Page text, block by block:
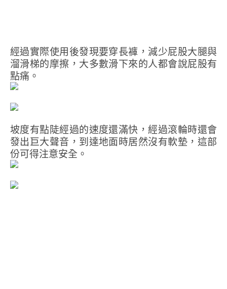
經過實際使用後發現要穿長褲，減少屁股大腿與
溜滑梯的摩擦，大多數滑下來的人都會說屁股有
點痛。
坡度有點陡經過的速度還滿快，經過滾輪時還會
發出巨大聲音，到達地面時居然沒有軟墊，這部
份可得注意安全。